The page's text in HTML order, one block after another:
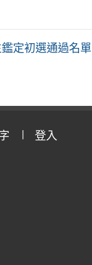
定初選通過名單
登入